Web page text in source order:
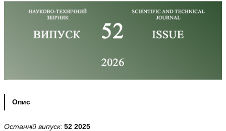
Опис
Останній випуск:52 2025